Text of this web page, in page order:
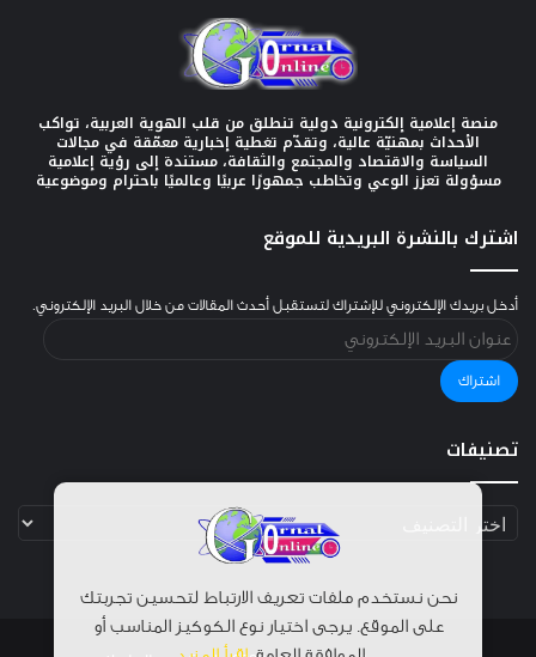
منصة إعلامية إلكترونية دولية تنطلق من قلب الهوية العربية، تواكب
الأحداث بمهنيّة عالية، وتقدّم تغطية إخبارية معمّقة في مجالات
السياسة والاقتصاد والمجتمع والثقافة، مستندة إلى رؤية إعلامية
مسؤولة تعزز الوعي وتخاطب جمهورًا عربيًا وعالميًا باحترام وموضوعية
اشترك بالنشرة البريدية للموقع
أدخل بريدك الإلكتروني للإشتراك لتستقبل أحدث المقالات من خلال البريد الإلكتروني.
البريد
الإلكتروني
اشتراك
تصنيفات
تصنيفات
نحن نستخدم ملفات تعريف الارتباط لتحسين تجربتك
على الموقع. يرجى اختيار نوع الكوكيز المناسب أو